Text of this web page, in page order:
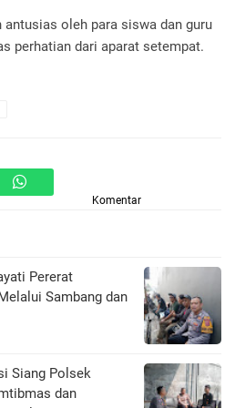
oleh para siswa dan guru
perhatian dari aparat setempat.
Komentar
Pererat
Sambang dan
Siang Polsek
dan